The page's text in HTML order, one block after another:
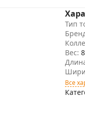
Тип
Вес:
Все